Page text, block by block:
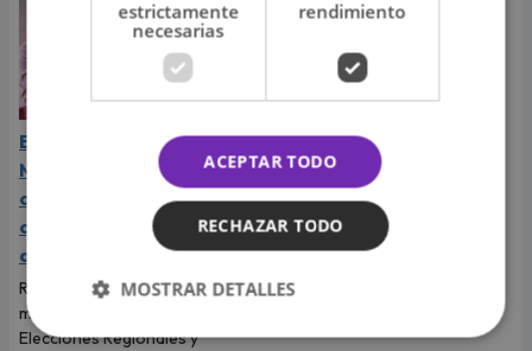
Elecciones Regionales y
Municipales 2026: link
oficial de la ONPE para
consultar si eres miembro
de mesa
Revisa totalmente gratis si eres
miembro de mesa para las
Elecciones Regionales y
estrictamente
necesarias
rendimiento
ACEPTAR TODO
RECHAZAR TODO
MOSTRAR DETALLES